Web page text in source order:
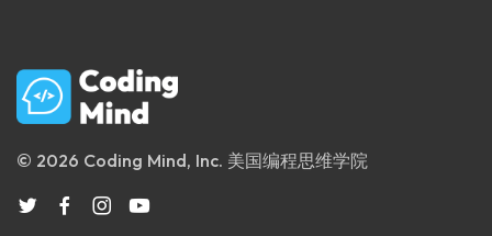
© 2026 Coding Mind, Inc. 美国编程思维学院